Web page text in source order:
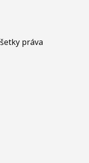
práva